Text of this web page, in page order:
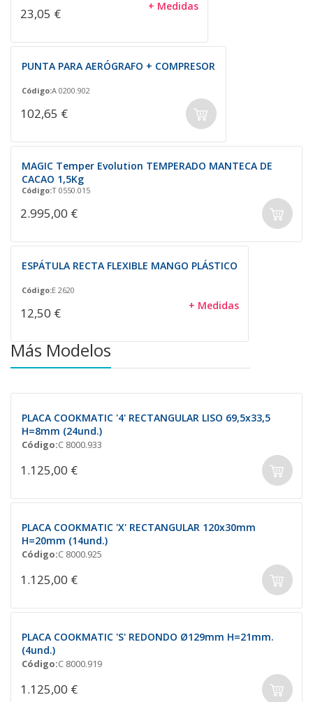
23,05 € + Medidas
PUNTA PARA AERÓGRAFO + COMPRESOR
Código:A 0200.902
102,65 €
MAGIC Temper Evolution TEMPERADO MANTECA DE
CACAO 1,5Kg
Código:T 0550.015
2.995,00 €
ESPÁTULA RECTA FLEXIBLE MANGO PLÁSTICO
Código:E 2620
12,50 € + Medidas
Más Modelos
PLACA COOKMATIC '4' RECTANGULAR LISO 69,5x33,5
H=8mm (24und.)
Código:C 8000.933
1.125,00 €
PLACA COOKMATIC 'X' RECTANGULAR 120x30mm
H=20mm (14und.)
Código:C 8000.925
1.125,00 €
PLACA COOKMATIC 'S' REDONDO Ø129mm H=21mm.
(4und.)
Código:C 8000.919
1.125,00 €